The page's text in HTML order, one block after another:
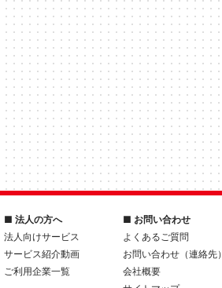
■ 法人の方へ
法人向けサービス
サービス紹介動画
ご利用企業一覧
■ お問い合わせ
よくあるご質問
お問い合わせ（連絡先）
会社概要